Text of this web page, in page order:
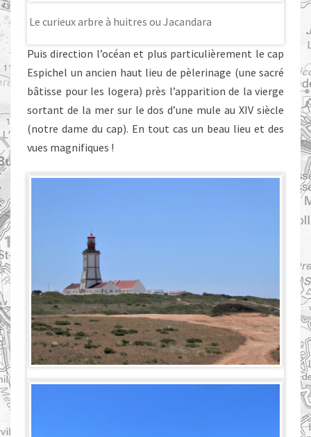
Le curieux arbre à huitres ou Jacandara
Puis direction l’océan et plus particulièrement le cap
Espichel un ancien haut lieu de pèlerinage (une sacré
bâtisse pour les logera) près l’apparition de la vierge
sortant de la mer sur le dos d’une mule au XIV siècle
(notre dame du cap). En tout cas un beau lieu et des
vues magnifiques !